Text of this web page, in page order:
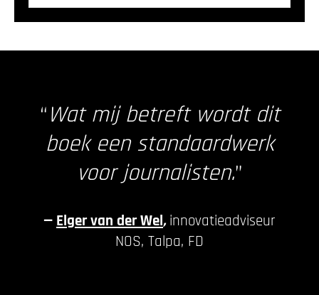
“Wat mij betreft wordt dit
boek een standaardwerk
voor journalisten.”
— Elger van der Wel,innovatieadviseur
NOS, Talpa, FD